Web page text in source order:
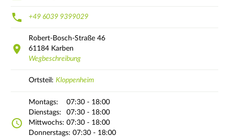
+49 6039 9399029
Robert-Bosch-Straße 46
61184 Karben
Wegbeschreibung
Ortsteil: Kloppenheim
Montags:
07:30 - 18:00
Dienstags:
07:30 - 18:00
Mittwochs: 07:30 - 18:00
Donnerstags: 07:30 - 18:00